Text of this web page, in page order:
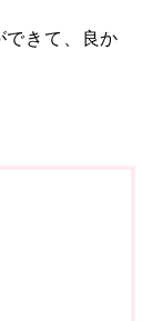
できて、良か